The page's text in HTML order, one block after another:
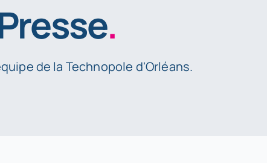
.
de la Technopole d'Orléans.